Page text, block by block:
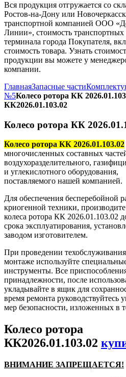
Вся продукция отгружается со
Ростов-на-Дону или Новочеркасск
транспортной компанией ООО
Линии», стоимость транспортных
терминала города Покупателя,
стоимость товара. Узнать
продукции вы можете у
компании.
ГлавнаяЗапасные части
№5Колесо ротора КК
КК2026.01.103.02
Колесо ротора КК
Колесо ротора КК 2026.01.103.02
многочисленных составных
воздухоразделительного,
и углекислотного оборудования,
поставляемого нашей компанией.
Для обеспечения бесперебойной
криогенной техники,
колеса ротора КК 2026.01.103.02
срока эксплуатирования,
заводом изготовителем.
При проведении
монтаже используйте
инструменты. Все
принадлежности, после
укладывайте в ящик для
время ремонта руководствуйтесь
мер безопасности, изложенных в
Колесо ротора
КК2026.01.103.02
ВНИМАНИЕ ЗАПРЕЩАЕТСЯ!